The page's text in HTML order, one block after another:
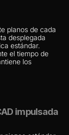
planos de cada
desplegada
estándar.
el tiempo de
los
impulsada